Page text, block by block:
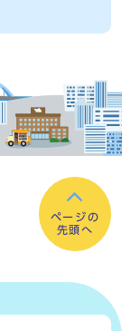
ページの
先頭へ